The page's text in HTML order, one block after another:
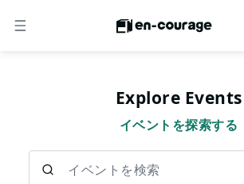
メニュー
Explore Events
イベントを探索する